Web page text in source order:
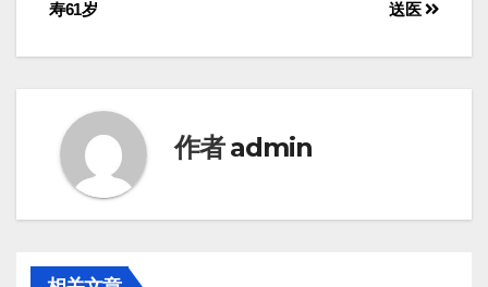
送医
寿61岁
作者admin